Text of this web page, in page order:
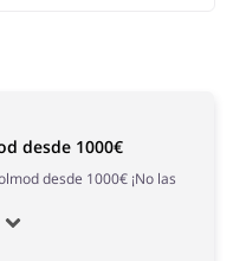
desde 1000€
desde 1000€ ¡No las